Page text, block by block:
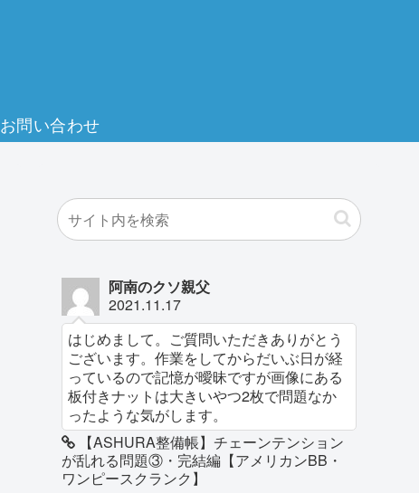
お問い合わせ
阿南のクソ親父
2021.11.17
はじめまして。ご質問いただきありがとう
ございます。作業をしてからだいぶ日が経
っているので記憶が曖昧ですが画像にある
板付きナットは大きいやつ2枚で問題なか
ったような気がします。
【ASHURA整備帳】チェーンテンション
が乱れる問題③・完結編【アメリカンBB・
ワンピースクランク】